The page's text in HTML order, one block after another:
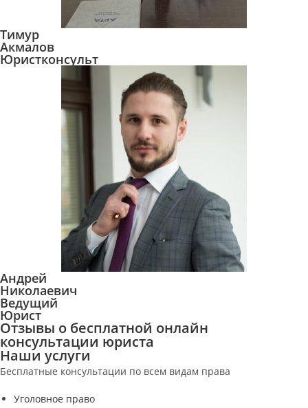
Тимур
Акмалов
Юристконсульт
Андрей
Николаевич
Ведущий
Юрист
Отзывы о бесплатной онлайн
консультации юриста
Наши услуги
Бесплатные консультации по всем видам права
Уголовное право